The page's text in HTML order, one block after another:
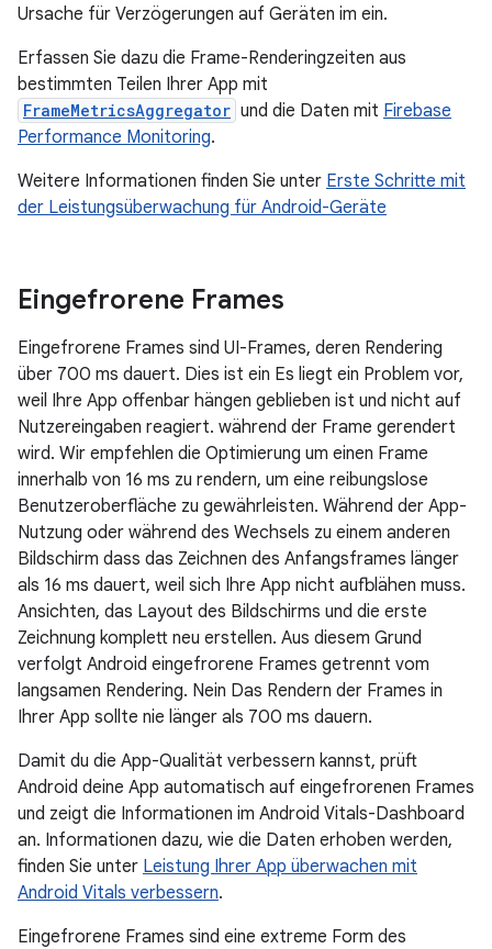
Ursache für Verzögerungen auf Geräten im ein.
Erfassen Sie dazu die Frame-Renderingzeiten aus
bestimmten Teilen Ihrer App mit
FrameMetricsAggregator und die Daten mit Firebase
Performance Monitoring.
Weitere Informationen finden Sie unter Erste Schritte mit
der Leistungsüberwachung für Android-Geräte
Eingefrorene Frames
Eingefrorene Frames sind UI-Frames, deren Rendering
über 700 ms dauert. Dies ist ein Es liegt ein Problem vor,
weil Ihre App offenbar hängen geblieben ist und nicht auf
Nutzereingaben reagiert. während der Frame gerendert
wird. Wir empfehlen die Optimierung um einen Frame
innerhalb von 16 ms zu rendern, um eine reibungslose
Benutzeroberfläche zu gewährleisten. Während der App-
Nutzung oder während des Wechsels zu einem anderen
Bildschirm dass das Zeichnen des Anfangsframes länger
als 16 ms dauert, weil sich Ihre App nicht aufblähen muss.
Ansichten, das Layout des Bildschirms und die erste
Zeichnung komplett neu erstellen. Aus diesem Grund
verfolgt Android eingefrorene Frames getrennt vom
langsamen Rendering. Nein Das Rendern der Frames in
Ihrer App sollte nie länger als 700 ms dauern.
Damit du die App-Qualität verbessern kannst, prüft
Android deine App automatisch auf eingefrorenen Frames
und zeigt die Informationen im Android Vitals-Dashboard
an. Informationen dazu, wie die Daten erhoben werden,
finden Sie unter Leistung Ihrer App überwachen mit
Android Vitals verbessern.
Eingefrorene Frames sind eine extreme Form des